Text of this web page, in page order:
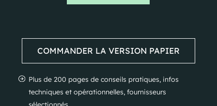
COMMANDER LA VERSION PAPIER
Plus de 200 pages de conseils pratiques, infos
techniques et opérationnelles, fournisseurs